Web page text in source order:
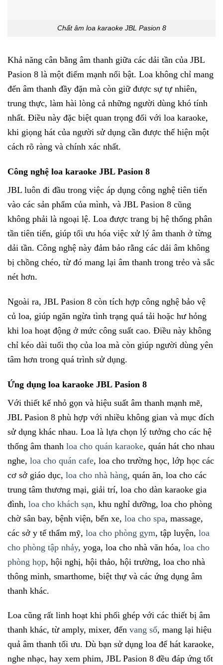
Chất âm loa karaoke JBL Pasion 8
Khả năng cân bằng âm thanh giữa các dải tần của JBL
Pasion 8 là một điểm mạnh nổi bật. Loa không chỉ mang
đến âm thanh đầy đặn mà còn giữ được sự tự nhiên,
trung thực, làm hài lòng cả những người dùng khó tính
nhất. Điều này đặc biệt quan trọng đối với loa karaoke,
khi giọng hát của người sử dụng cần được thể hiện một
cách rõ ràng và chính xác nhất.
Công nghệ loa karaoke JBL Pasion 8
JBL luôn đi đầu trong việc áp dụng công nghệ tiên tiến
vào các sản phẩm của mình, và JBL Pasion 8 cũng
không phải là ngoại lệ. Loa được trang bị hệ thống phân
tần tiên tiến, giúp tối ưu hóa việc xử lý âm thanh ở từng
dải tần. Công nghệ này đảm bảo rằng các dải âm không
bị chồng chéo, từ đó mang lại âm thanh trong trẻo và sắc
nét hơn.
Ngoài ra, JBL Pasion 8 còn tích hợp công nghệ bảo vệ
củ loa, giúp ngăn ngừa tình trạng quá tải hoặc hư hỏng
khi loa hoạt động ở mức công suất cao. Điều này không
chỉ kéo dài tuổi thọ của loa mà còn giúp người dùng yên
tâm hơn trong quá trình sử dụng.
Ứng dụng loa karaoke JBL Pasion 8
Với thiết kế nhỏ gọn và hiệu suất âm thanh mạnh mẽ,
JBL Pasion 8 phù hợp với nhiều không gian và mục đích
sử dụng khác nhau. Loa là lựa chọn lý tưởng cho các hệ
thống âm thanh loa cho quán karaoke, quán hát cho nhau
nghe, loa cho quán cafe, loa cho trường học, lớp học các
cơ sở giáo dục, loa cho nhà hàng, quán ăn, loa cho các
trung tâm thương mại, giải trí, loa cho dàn karaoke gia
đình, loa cho khách sạn, khu nghỉ dưỡng, loa cho phòng
chờ sân bay, bệnh viện, bến xe, loa cho spa, massage,
các sở y tế thẩm mỹ, loa cho phòng gym, tập luyện, loa
cho phòng tập nhảy, yoga, loa cho nhà văn hóa, loa cho
phòng họp, hội nghị, hội thảo, hội trường, loa cho nhà
thông minh, smarthome, biệt thự và các ứng dụng âm
thanh khác.
Loa cũng rất linh hoạt khi phối ghép với các thiết bị âm
thanh khác, từ amply, mixer, đến vang số, mang lại hiệu
quả âm thanh tối ưu. Dù bạn sử dụng loa để hát karaoke,
nghe nhạc, hay xem phim, JBL Pasion 8 đều đáp ứng tốt